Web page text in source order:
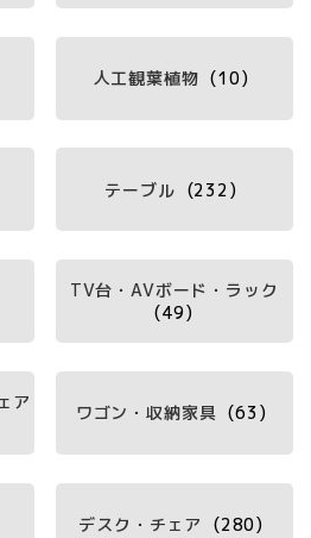
人工観葉植物 (10)
テーブル (232)
TV台・AVボード・ラック
(49)
ア
ワゴン・収納家具 (63)
デスク・チェア (280)